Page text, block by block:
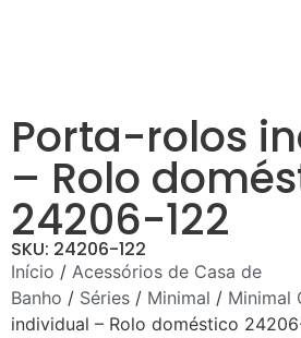
Porta-rolos
– Rolo
24206-122
SKU: 24206-122
Início / Acessórios de Casa de
Banho / Séries / Minimal / Minimal
individual – Rolo doméstico